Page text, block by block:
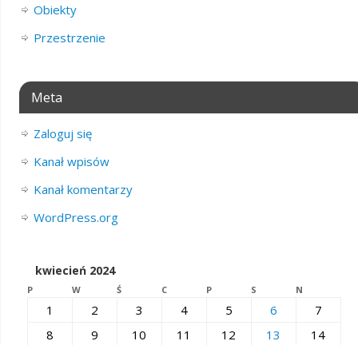
Obiekty
Przestrzenie
Meta
Zaloguj się
Kanał wpisów
Kanał komentarzy
WordPress.org
kwiecień 2024
P W Ś C P S N
1 2 3 4 5 6
7
8
9 10 11 12 13
14